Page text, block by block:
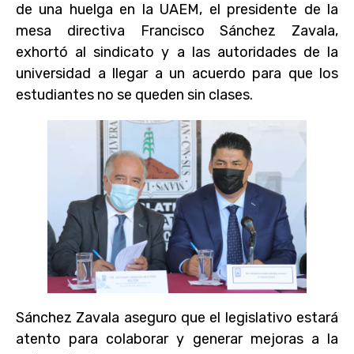
de una huelga en la UAEM, el presidente de la
mesa directiva Francisco Sánchez Zavala,
exhortó al sindicato y a las autoridades de la
universidad a llegar a un acuerdo para que los
estudiantes no se queden sin clases.
Sánchez Zavala aseguro que el legislativo estará
atento para colaborar y generar mejoras a la